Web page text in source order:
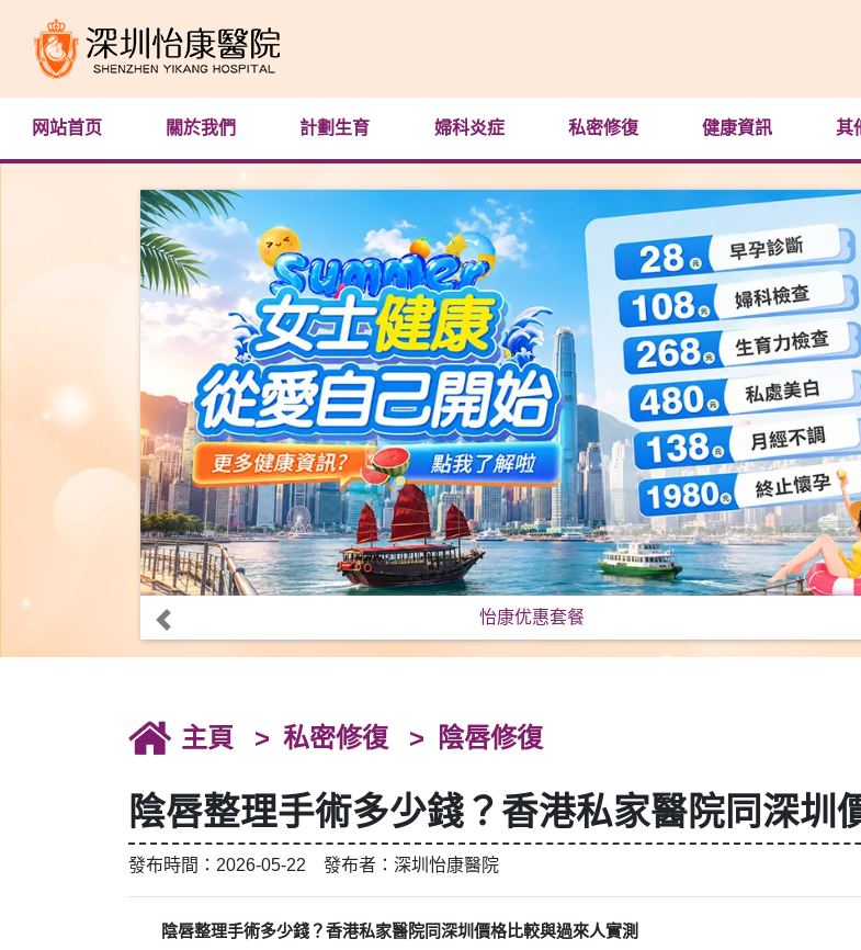
网站首页 關於我們 計劃生育 婦科炎症 私密修復 健康資訊 其
怡康优惠套餐
主頁 私密修復 陰唇修復
陰唇整理手術多少錢？香港私家醫院同深圳
發布時間：2026-05-22 發布者：深圳怡康醫院
陰唇整理手術多少錢？香港私家醫院同深圳價格比較與過來人實測